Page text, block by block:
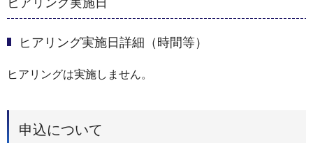
ヒアリング実施日詳細（時間等）
ヒアリングは実施しません。
申込について